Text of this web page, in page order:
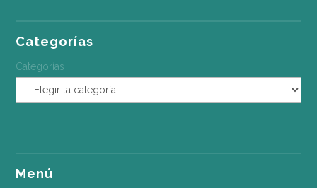
Categorías
Categorías
Menú